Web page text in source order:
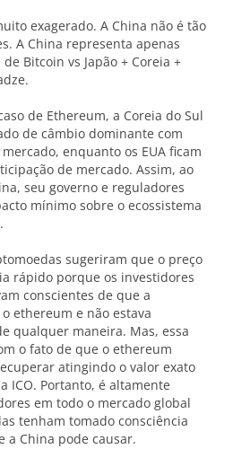
exagerado. A China não é tão
A China representa apenas
Bitcoin vs Japão + Coreia +
de Ethereum, a Coreia do Sul
de câmbio dominante com
enquanto os EUA ficam
de mercado. Assim, ao
seu governo e reguladores
mínimo sobre o ecossistema
sugeriram que o preço
rápido porque os investidores
conscientes de que a
ethereum e não estava
qualquer maneira. Mas, essa
o fato de que o ethereum
atingindo o valor exato
ICO. Portanto, é altamente
em todo o mercado global
tenham tomado consciência
a China pode causar.